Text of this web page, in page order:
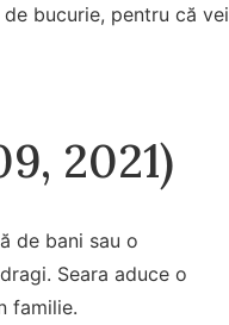
bucurie, pentru că vei
2021)
de bani sau o
Seara aduce o
familie.